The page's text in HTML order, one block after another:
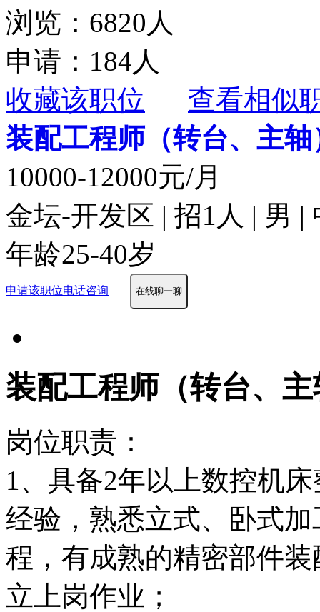
浏览：6820人
申请：184人
收藏该职位
查看相似
装配工程师（转台、主轴
10000-12000元/月
金坛-开发区 | 招1人 | 男
年龄25-40岁
申请该职位电话咨询 在线聊一聊
装配工程师（转台、
岗位职责：
1、具备2年以上数控机
经验，熟悉立式、卧式
程，有成熟的精密部件
立上岗作业；